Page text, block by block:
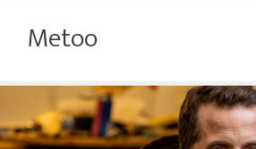
Metoo